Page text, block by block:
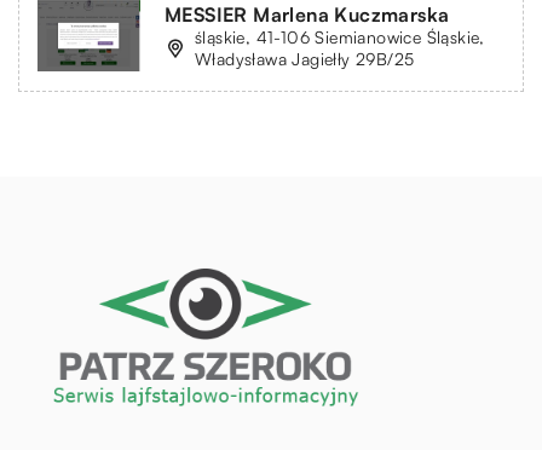
MESSIER Marlena Kuczmarska
śląskie, 41-106 Siemianowice Śląskie,
Władysława Jagiełły 29B/25